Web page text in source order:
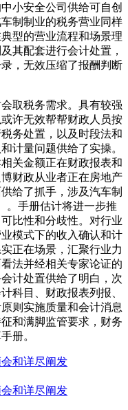
小安全公司供给可自创
制制业的税务营业同样
型的营业流程和场景理
其配套进行会计处置，
，无效压缩了报酬判断
取税务需求。具有较强
许无效帮帮财政人员按
务处置，以及时段法和
计量问题供给了实操。
关金额正在财政报表和
财政从业者正在房地产
给了抓手，涉及汽车制
。手册估计将进一步推
比性和分歧性。对行业
模式下的收入确认和计
正在场景，汇聚行业力
法并经相关专家论证的
计处置供给了明白，次
科目、财政报表列报、
则实施质量和会计消息
和满脚监管要求，财务
册。
和详尽阐发
和详尽阐发